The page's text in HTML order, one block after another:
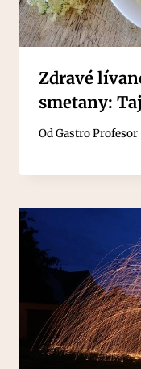
Zdravé
smetany:
OdGastro Profesor